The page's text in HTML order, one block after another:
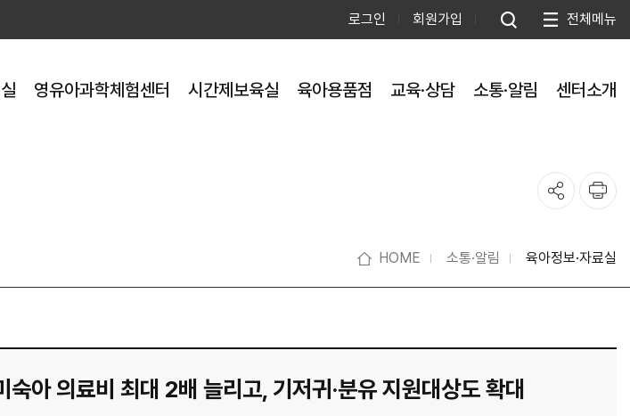
로그인 회원가입 전체메뉴
영유아과학체험센터 시간제보육실 육아용품점 교육·상담 소통·알림 센터소개
HOME 소통·알림 육아정보·자료실
아 의료비 최대 2배 늘리고, 기저귀·분유 지원대상도 확대